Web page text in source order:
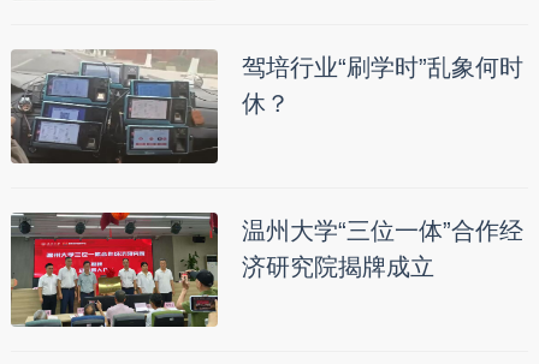
驾培行业“刷学时”乱象何时
休？
温州大学“三位一体”合作经
济研究院揭牌成立